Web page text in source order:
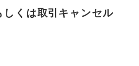
しくは取引キャンセル